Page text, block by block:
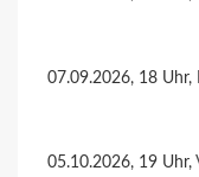
07.09.2026, 18 Uhr,
05.10.2026, 19 Uhr,